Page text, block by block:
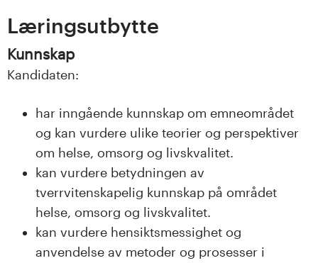
s
t
Læringsutbytte
Kunnskap
Kandidaten:
har inngående kunnskap om emneområdet
og kan vurdere ulike teorier og perspektiver
om helse, omsorg og livskvalitet.
kan vurdere betydningen av
tverrvitenskapelig kunnskap på området
helse, omsorg og livskvalitet.
kan vurdere hensiktsmessighet og
anvendelse av metoder og prosesser i